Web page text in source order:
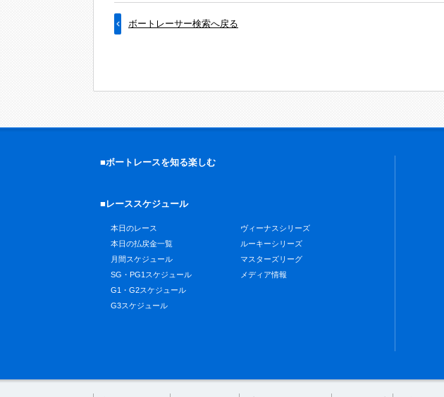
ボートレーサー検索へ戻る
■ボートレースを知る楽しむ
■レーススケジュール
本日のレース
本日の払戻金一覧
月間スケジュール
SG・PG1スケジュール
G1・G2スケジュール
G3スケジュール
ヴィーナスシリーズ
ルーキーシリーズ
マスターズリーグ
メディア情報